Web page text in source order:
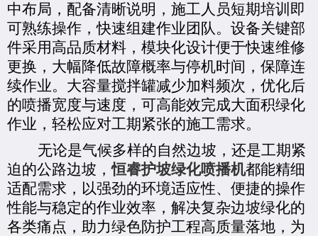
中布局，配备清晰说明，施工人员短期培训即
可熟练操作，快速组建作业团队。设备关键部
件采用高品质材料，模块化设计便于快速维修
更换，大幅降低故障概率与停机时间，保障连
续作业。大容量搅拌罐减少加料频次，优化后
的喷播宽度与速度，可高能效完成大面积绿化
作业，轻松应对工期紧张的施工需求。
无论是气候多样的自然边坡，还是工期紧
迫的公路边坡，恒睿护坡绿化喷播机都能精细
适配需求，以强劲的环境适应性、便捷的操作
性能与稳定的作业效率， 解决复杂边坡绿化的
各类痛点，助力绿色防护工程高质量落地，为